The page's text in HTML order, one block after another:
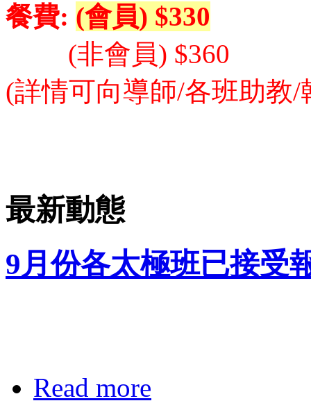
餐費: (會員) $330
(非會員) $360
(詳情可向導師/各班助教/
最新動態
9月份各太極班已接受
Read more